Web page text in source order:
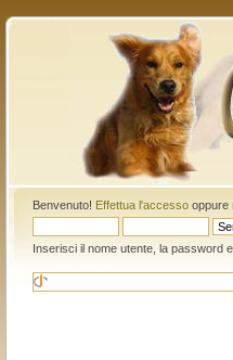
Benvenuto! Effettua l'accessooppure
Inserisci il nome utente, la password